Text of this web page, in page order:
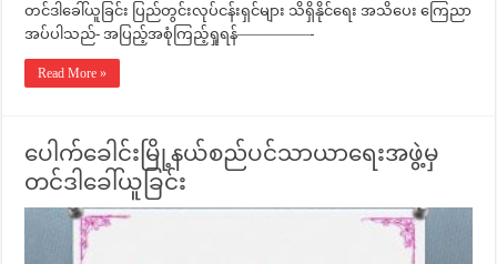
တင်ဒါခေါ်ယူခြင်း ပြည်တွင်းလုပ်ငန်းရှင်များ သိရှိနိုင်ရေး အသိပေး ကြေညာ
အပ်ပါသည်- အပြည့်အစုံကြည့်ရှုရန်—————-
Read More »
ပေါက်ခေါင်းမြို့နယ်စည်ပင်သာယာရေးအဖွဲ့မှ
တင်ဒါခေါ်ယူခြင်း